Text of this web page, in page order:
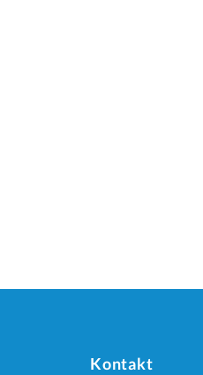
Kontakt